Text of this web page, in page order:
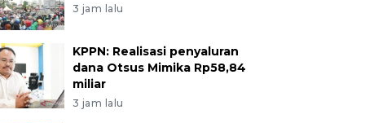
3 jam lalu
KPPN: Realisasi penyaluran
dana Otsus Mimika Rp58,84
miliar
3 jam lalu